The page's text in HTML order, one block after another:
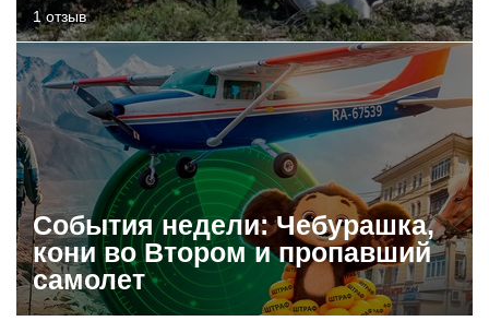
1 отзыв
События недели: Чебурашка,
кони во Втором и пропавший
самолет